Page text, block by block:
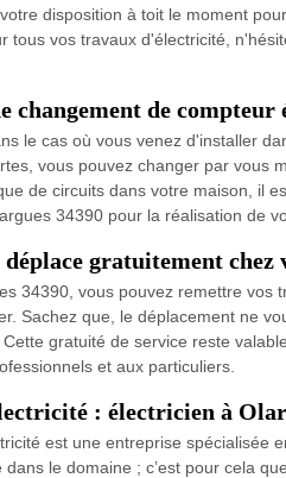
disposition à toit le moment
tous vos travaux d'électricité,
changement de
le cas où vous venez d'installer
vous pouvez changer par vous
de circuits dans votre maison, il
34390 pour la réalisation de
gratuitement chez
34390, vous pouvez remettre vos
Sachez que, le déplacement ne
gratuité de service reste
et aux particuliers.
: électricien à
est une entreprise spécialisée
dans le domaine ; c’est pour cela